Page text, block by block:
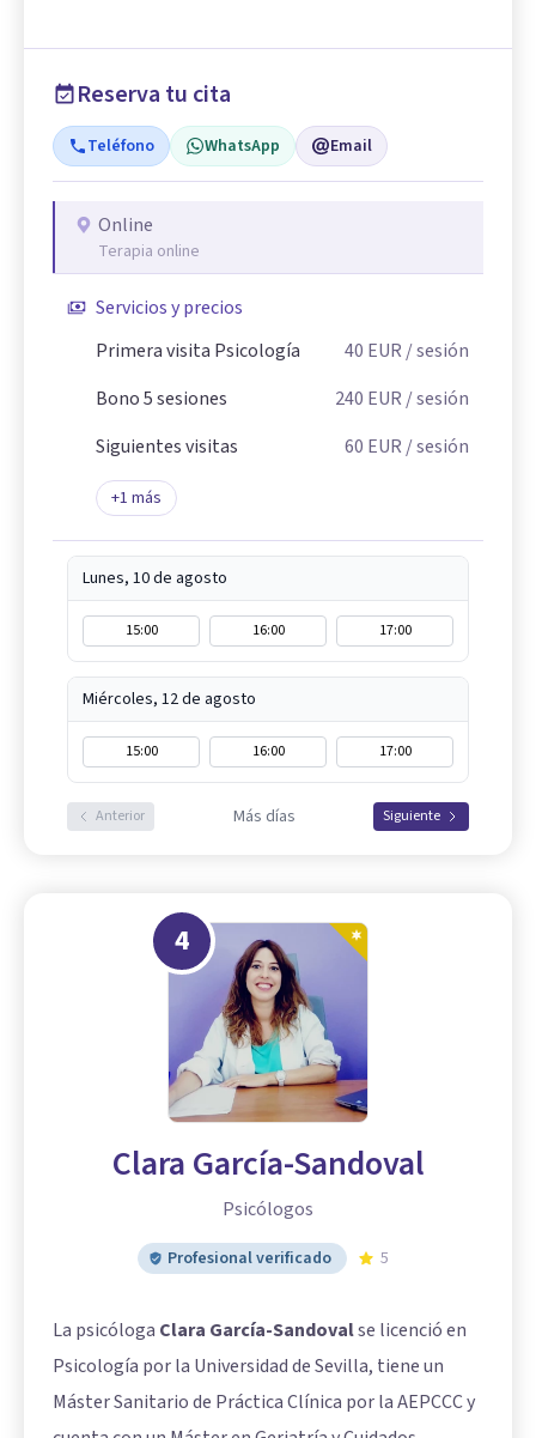
Reserva tu cita
Teléfono WhatsApp Email
Online
Terapia online
Servicios y precios
Primera visita Psicología
40 EUR / sesión
Bono 5 sesiones
240 EUR / sesión
Siguientes visitas
60 EUR / sesión
+1 más
Lunes, 10 de agosto
15:00 16:00 17:00
Miércoles, 12 de agosto
15:00 16:00 17:00
Anterior Más días Siguiente
4
Clara García-Sandoval
Psicólogos
Profesional verificado 5
La psicóloga Clara García-Sandovalse licenció en
Psicología por la Universidad de Sevilla, tiene un
Máster Sanitario de Práctica Clínica por la AEPCCC y